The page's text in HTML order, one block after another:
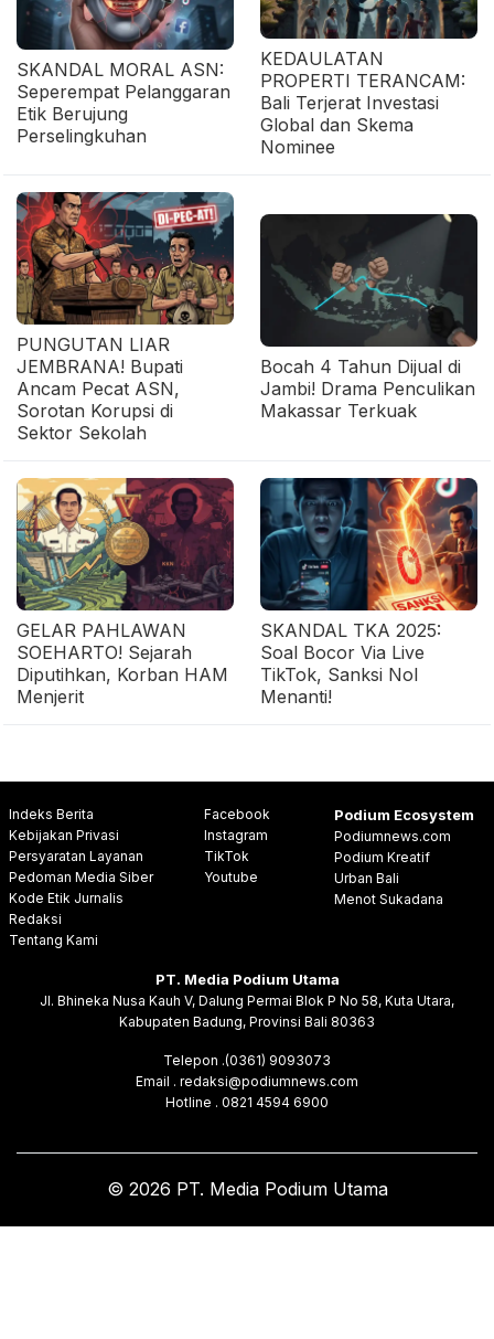
SKANDAL MORAL ASN:
Seperempat Pelanggaran
Etik Berujung
Perselingkuhan
KEDAULATAN
PROPERTI TERANCAM:
Bali Terjerat Investasi
Global dan Skema
Nominee
PUNGUTAN LIAR
JEMBRANA! Bupati
Ancam Pecat ASN,
Sorotan Korupsi di
Sektor Sekolah
Bocah 4 Tahun Dijual di
Jambi! Drama Penculikan
Makassar Terkuak
GELAR PAHLAWAN
SOEHARTO! Sejarah
Diputihkan, Korban HAM
Menjerit
SKANDAL TKA 2025:
Soal Bocor Via Live
TikTok, Sanksi Nol
Menanti!
Indeks Berita
Kebijakan Privasi
Persyaratan Layanan
Pedoman Media Siber
Kode Etik Jurnalis
Redaksi
Tentang Kami
Facebook
Instagram
TikTok
Youtube
Podium Ecosystem
Podiumnews.com
Podium Kreatif
Urban Bali
Menot Sukadana
PT. Media Podium Utama
Jl. Bhineka Nusa Kauh V, Dalung Permai Blok P No 58, Kuta Utara,
Kabupaten Badung, Provinsi Bali 80363
Telepon .(0361) 9093073
Email . redaksi@podiumnews.com
Hotline . 0821 4594 6900
© 2026 PT. Media Podium Utama